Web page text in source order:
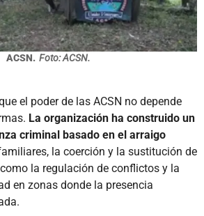
ACSN. Foto: ACSN.
el poder de las ACSN no depende
La organización ha construido un
criminal basado en el arraigo
la coerción y la sustitución de
la regulación de conflictos y la
en zonas donde la presencia